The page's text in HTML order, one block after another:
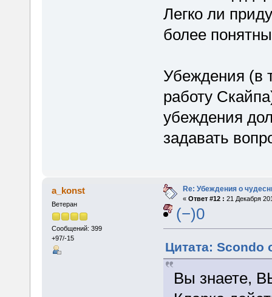
Легко ли
более
Убеждения (в
работу
убеждения
задавать
a_konst
Ветеран
Сообщений: 399
+97/-15
Re: Убеждения о
« Ответ #12 : 21 Декабря
(−)0
Цитата: Scondo
Вы знаете,